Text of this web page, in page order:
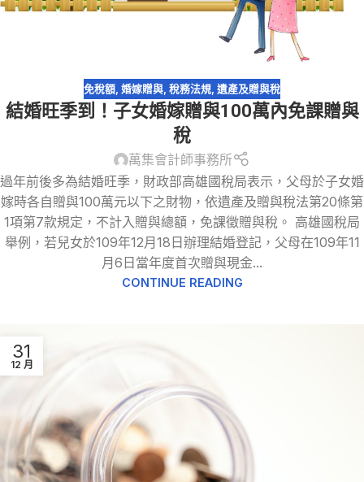
免稅額 婚嫁贈與 稅務法規 遺產及贈與稅
結婚旺季到！子女婚嫁贈與100萬內免課贈與
稅
萬集會計師事務所
過年前後多為結婚旺季，財政部高雄國稅局表示，父母於子女婚
嫁時各自贈與100萬元以下之財物，依遺產及贈與稅法第20條第
1項第7款規定，不計入贈與總額，免課徵贈與稅。 高雄國稅局
舉例，若兒女於109年12月18日辦理結婚登記，父母在109年11
月6日當年度首次贈與現金...
CONTINUE READING
31
12 月